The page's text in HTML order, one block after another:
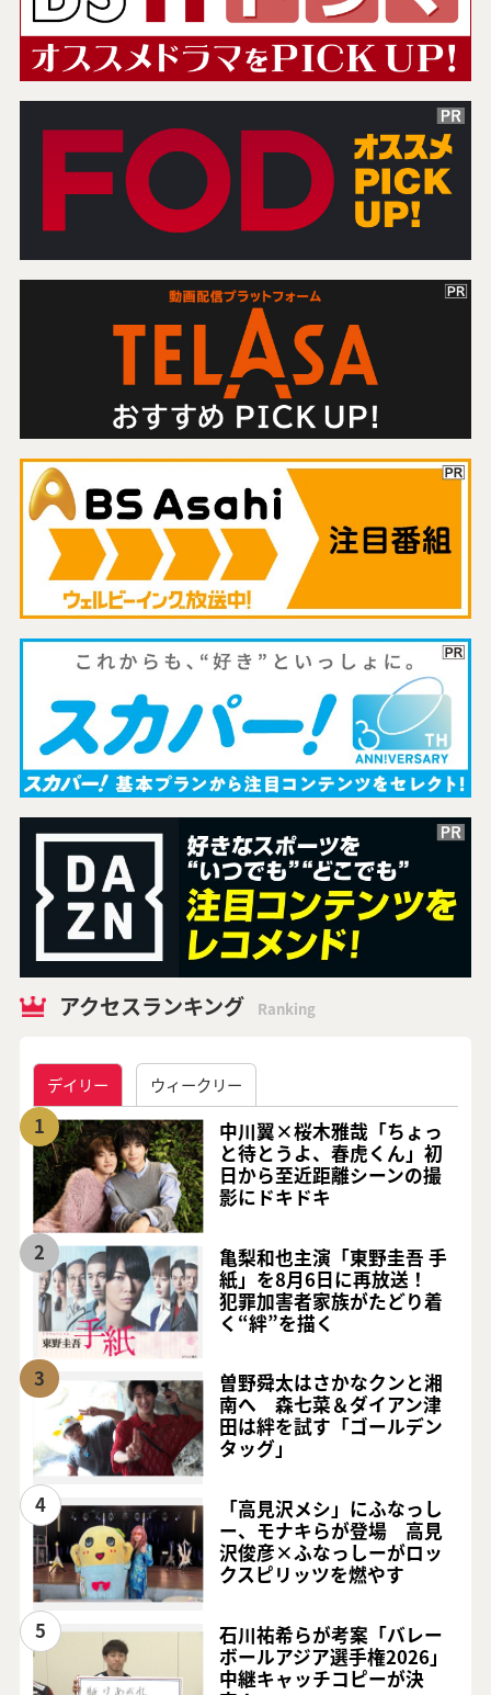
アクセスランキング Ranking
デイリー ウィークリー
1
中川翼×桜木雅哉「ちょっ
と待とうよ、春虎くん」初
日から至近距離シーンの撮
影にドキドキ
2
亀梨和也主演「東野圭吾 手
紙」を8月6日に再放送！
犯罪加害者家族がたどり着
く“絆”を描く
3
曽野舜太はさかなクンと湘
南へ 森七菜＆ダイアン津
田は絆を試す「ゴールデン
タッグ」
4
「高見沢メシ」にふなっし
ー、モナキらが登場 高見
沢俊彦×ふなっしーがロッ
クスピリッツを燃やす
5
石川祐希らが考案「バレー
ボールアジア選手権2026」
中継キャッチコピーが決